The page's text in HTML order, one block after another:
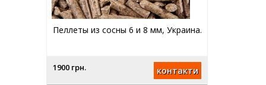
Пеллеты из сосны 6 и 8 мм, Украина.
1900 грн. контакти